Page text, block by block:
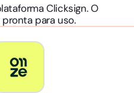
Clicksign. O
para uso.